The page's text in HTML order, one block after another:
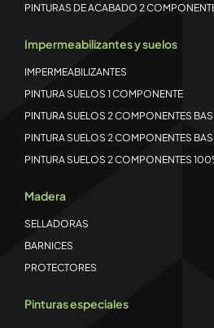
PINTURAS DE ACABADO 2
Impermeabilizantes y suelos
IMPERMEABILIZANTES
PINTURA SUELOS 1 COMPONENTE
PINTURA SUELOS 2 COMPONENTES
PINTURA SUELOS 2 COMPONENTES
PINTURA SUELOS 2 COMPONENTES
Madera
SELLADORAS
BARNICES
PROTECTORES
Pinturas especiales